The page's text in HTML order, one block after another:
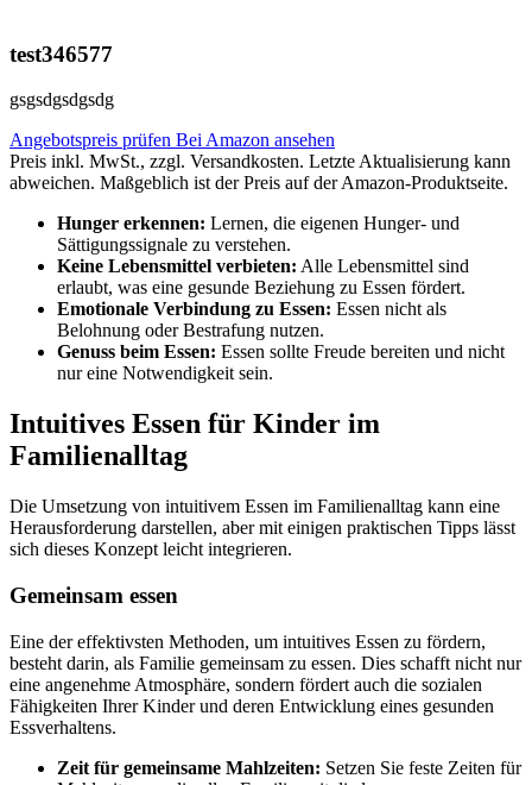
test346577
gsgsdgsdgsdg
Angebotspreis prüfen Bei Amazon ansehen
Preis inkl. MwSt., zzgl. Versandkosten. Letzte Aktualisierung kann
abweichen. Maßgeblich ist der Preis auf der Amazon-Produktseite.
Hunger erkennen: Lernen, die eigenen Hunger- und
Sättigungssignale zu verstehen.
Keine Lebensmittel verbieten: Alle Lebensmittel sind
erlaubt, was eine gesunde Beziehung zu Essen fördert.
Emotionale Verbindung zu Essen: Essen nicht als
Belohnung oder Bestrafung nutzen.
Genuss beim Essen: Essen sollte Freude bereiten und nicht
nur eine Notwendigkeit sein.
Intuitives Essen für Kinder im
Familienalltag
Die Umsetzung von intuitivem Essen im Familienalltag kann eine
Herausforderung darstellen, aber mit einigen praktischen Tipps lässt
sich dieses Konzept leicht integrieren.
Gemeinsam essen
Eine der effektivsten Methoden, um intuitives Essen zu fördern,
besteht darin, als Familie gemeinsam zu essen. Dies schafft nicht nur
eine angenehme Atmosphäre, sondern fördert auch die sozialen
Fähigkeiten Ihrer Kinder und deren Entwicklung eines gesunden
Essverhaltens.
Zeit für gemeinsame Mahlzeiten: Setzen Sie feste Zeiten für